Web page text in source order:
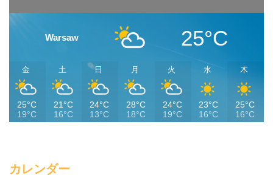
Warsaw 25°C
金
25°C
19°C
土
21°C
16°C
日
24°C
13°C
月
28°C
18°C
火
24°C
19°C
水
23°C
16°C
木
25°C
16°C
カレンダー